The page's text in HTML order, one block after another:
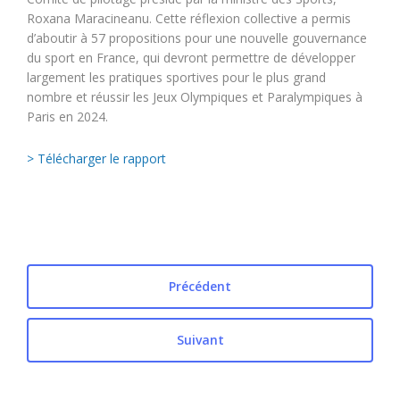
Roxana Maracineanu. Cette réflexion collective a permis
d’aboutir à 57 propositions pour une nouvelle gouvernance
du sport en France, qui devront permettre de développer
largement les pratiques sportives pour le plus grand
nombre et réussir les Jeux Olympiques et Paralympiques à
Paris en 2024.
> Télécharger le rapport
Précédent
Suivant